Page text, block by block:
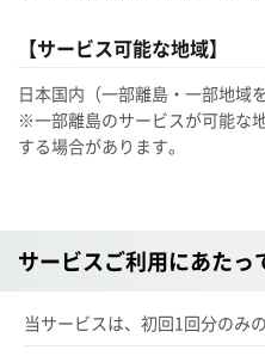
【サービス可能な地域】
日本国内（一部離島・一部地域
※一部離島のサービスが可能な
する場合があります。
サービスご利用にあたっ
当サービスは、初回1回分のみ